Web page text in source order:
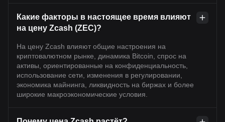
Какие факторы в настоящее время влияют
на цену Zcash (ZEC)?
На цену Zcash влияют общие настроения на
криптовалютном рынке, динамика Bitcoin, спрос на
активы, ориентированные на конфиденциальность,
использование сети, изменения в регулировании,
экономика майнинга, ликвидность на биржах и более
широкие макроэкономические условия.